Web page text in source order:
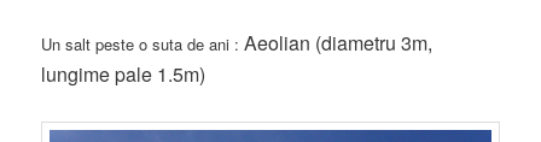
Un salt peste o suta de ani :Aeolian (diametru 3m,
lungime pale 1.5m)